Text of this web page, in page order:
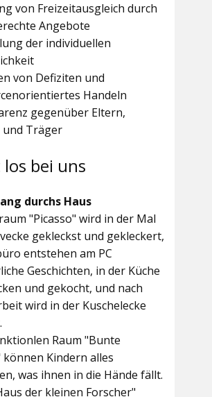
von Freizeitausgleich durch
Angebote
der individuellen
von Defiziten und
Handeln
gegenüber Eltern,
Träger
bei uns
durchs Haus
"Picasso" wird in der Mal
gekleckst und gekleckert,
entstehen am PC
Geschichten, in der Küche
und gekocht, und nach
wird in der Kuschelecke
Raum "Bunte
können Kindern alles
was ihnen in die Hände fällt.
der kleinen Forscher"